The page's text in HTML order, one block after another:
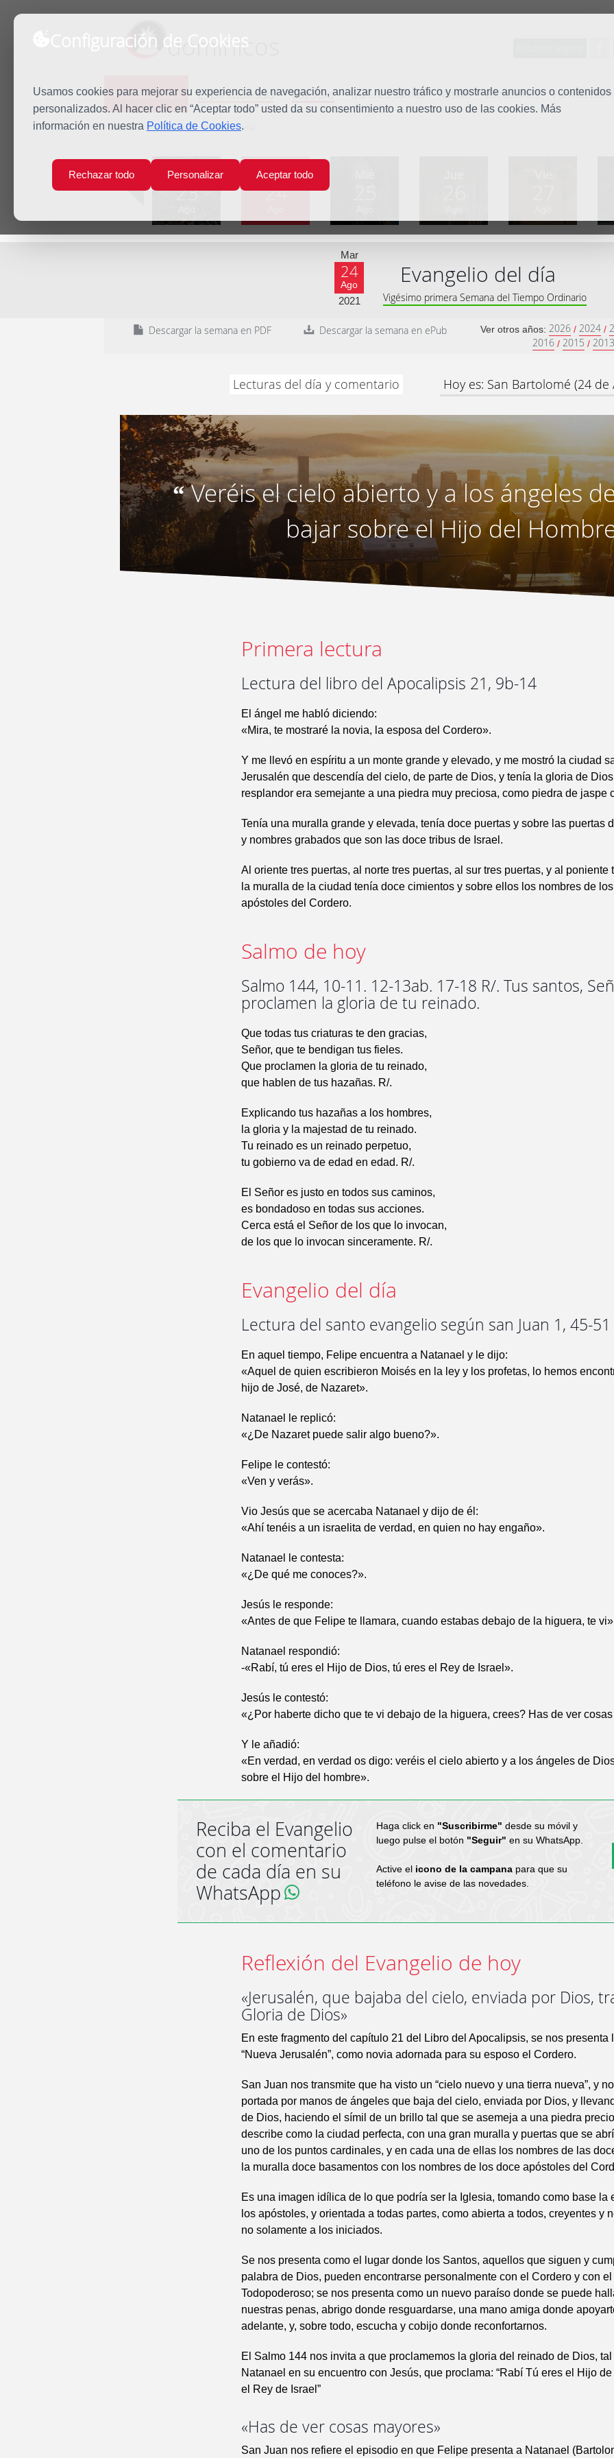
Configuración de Cookies
Usamos cookies para mejorar su experiencia de navegación, analizar nuestro tráfico y mostrarle anuncios o contenidos
personalizados. Al hacer clic en “Aceptar todo” usted da su consentimiento a nuestro uso de las cookies. Más
información en nuestra Política de Cookies.
Rechazar todo Personalizar Aceptar todo
dominicos
Predicación Espiritualidad Estudio Quiénes somos Misión Vocaciones Familia
Inicio Predicación San Bartolomé
Lun
23
Mar
24
Mar
24
Ago
2021
Evangelio del día
Vigésimo primera Semana del Tiempo Ordinario
Descargar la semana en PDF Descargar la semana en ePub Ver otros años: 2026 / 2024 /
2016 / 2015 / 2013
Lecturas del día y comentario Hoy es: San Bartolomé (24 de
“Veréis el cielo abierto y a los ángeles
bajar sobre el Hijo del
Primera lectura
Lectura del libro del Apocalipsis 21, 9b-14
El ángel me habló diciendo:
«Mira, te mostraré la novia, la esposa del Cordero».
Y me llevó en espíritu a un monte grande y elevado, y me mostró la ciudad
Jerusalén que descendía del cielo, de parte de Dios, y tenía la gloria de
resplandor era semejante a una piedra muy preciosa, como piedra de jaspe
Tenía una muralla grande y elevada, tenía doce puertas y sobre las puertas
y nombres grabados que son las doce tribus de Israel.
Al oriente tres puertas, al norte tres puertas, al sur tres puertas, y al poniente
la muralla de la ciudad tenía doce cimientos y sobre ellos los nombres de
apóstoles del Cordero.
Salmo de hoy
Salmo 144, 10-11. 12-13ab. 17-18 R/. Tus santos,
proclamen la gloria de tu reinado.
Que todas tus criaturas te den gracias,
Señor, que te bendigan tus fieles.
Que proclamen la gloria de tu reinado,
que hablen de tus hazañas. R/.
Explicando tus hazañas a los hombres,
la gloria y la majestad de tu reinado.
Tu reinado es un reinado perpetuo,
tu gobierno va de edad en edad. R/.
El Señor es justo en todos sus caminos,
es bondadoso en todas sus acciones.
Cerca está el Señor de los que lo invocan,
de los que lo invocan sinceramente. R/.
Evangelio del día
Lectura del santo evangelio según san Juan 1, 45-51
En aquel tiempo, Felipe encuentra a Natanael y le dijo:
«Aquel de quien escribieron Moisés en la ley y los profetas, lo hemos
hijo de José, de Nazaret».
Natanael le replicó:
«¿De Nazaret puede salir algo bueno?».
Felipe le contestó:
«Ven y verás».
Vio Jesús que se acercaba Natanael y dijo de él:
«Ahí tenéis a un israelita de verdad, en quien no hay engaño».
Natanael le contesta:
«¿De qué me conoces?».
Jesús le responde:
«Antes de que Felipe te llamara, cuando estabas debajo de la higuera, te
Natanael respondió:
-«Rabí, tú eres el Hijo de Dios, tú eres el Rey de Israel».
Jesús le contestó:
«¿Por haberte dicho que te vi debajo de la higuera, crees? Has de ver
Y le añadió:
«En verdad, en verdad os digo: veréis el cielo abierto y a los ángeles de
sobre el Hijo del hombre».
Reciba el Evangelio
con el comentario
de cada día en su
WhatsApp
Haga click en "Suscribirme" desde su móvil y
luego pulse el botón "Seguir" en su WhatsApp.
Active el icono de la campanapara que su
teléfono le avise de las novedades.
Reflexión del Evangelio de hoy
«Jerusalén, que bajaba del cielo, enviada por Dios,
Gloria de Dios»
En este fragmento del capítulo 21 del Libro del Apocalipsis, se nos presenta
“Nueva Jerusalén”, como novia adornada para su esposo el Cordero.
San Juan nos transmite que ha visto un “cielo nuevo y una tierra nueva”, y
portada por manos de ángeles que baja del cielo, enviada por Dios, y
de Dios, haciendo el símil de un brillo tal que se asemeja a una piedra
describe como la ciudad perfecta, con una gran muralla y puertas que se
uno de los puntos cardinales, y en cada una de ellas los nombres de las
la muralla doce basamentos con los nombres de los doce apóstoles del
Es una imagen idílica de lo que podría ser la Iglesia, tomando como base la
los apóstoles, y orientada a todas partes, como abierta a todos, creyentes y
no solamente a los iniciados.
Se nos presenta como el lugar donde los Santos, aquellos que siguen y
palabra de Dios, pueden encontrarse personalmente con el Cordero y con
Todopoderoso; se nos presenta como un nuevo paraíso donde se puede
nuestras penas, abrigo donde resguardarse, una mano amiga donde
adelante, y, sobre todo, escucha y cobijo donde reconfortarnos.
El Salmo 144 nos invita a que proclamemos la gloria del reinado de Dios,
Natanael en su encuentro con Jesús, que proclama: “Rabí Tú eres el Hijo
el Rey de Israel”
«Has de ver cosas mayores»
San Juan nos refiere el episodio en que Felipe presenta a Natanael